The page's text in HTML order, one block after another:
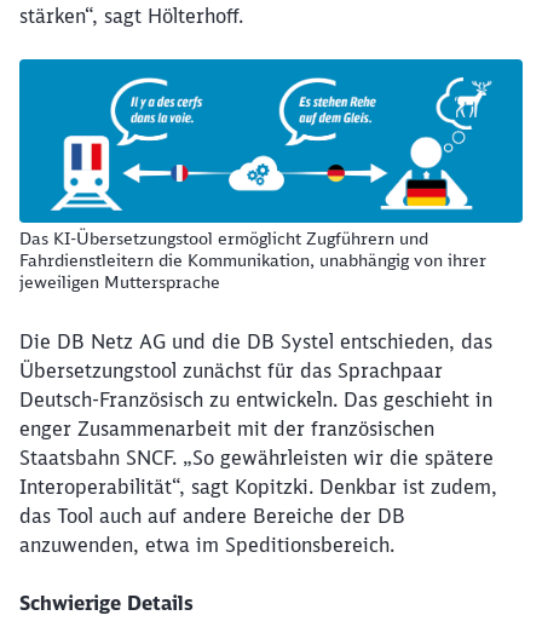
stärken“, sagt Hölterhoff.
Das KI-Übersetzungstool ermöglicht Zugführern und
Fahrdienstleitern die Kommunikation, unabhängig von ihrer
jeweiligen Muttersprache
Die DB Netz AG und die DB Systel entschieden, das
Übersetzungstool zunächst für das Sprachpaar
Deutsch-Französisch zu entwickeln. Das geschieht in
enger Zusammenarbeit mit der französischen
Staatsbahn SNCF. „So gewährleisten wir die spätere
Interoperabilität“, sagt Kopitzki. Denkbar ist zudem,
das Tool auch auf andere Bereiche der DB
anzuwenden, etwa im Speditionsbereich.
Schwierige Details